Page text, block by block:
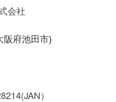
会社
阪府池田市)
）